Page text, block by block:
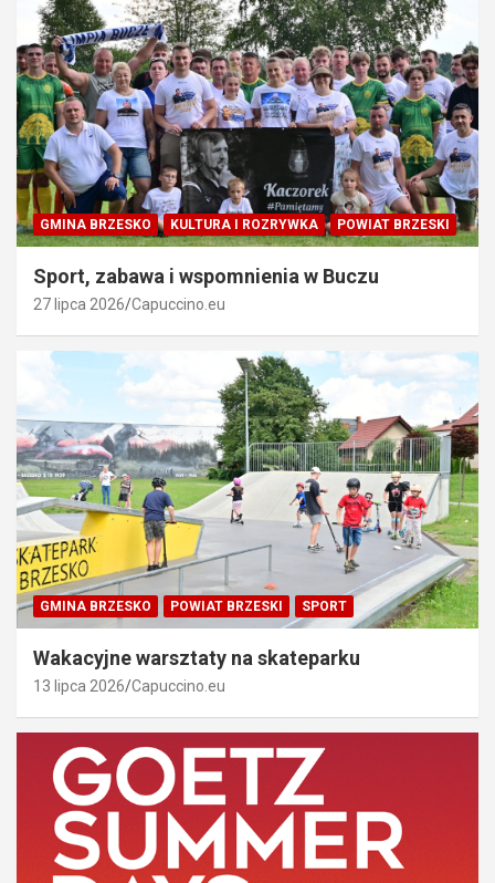
GMINA BRZESKO KULTURA I ROZRYWKA POWIAT BRZESKI
Sport, zabawa i wspomnienia w Buczu
27 lipca 2026 Capuccino.eu
GMINA BRZESKO POWIAT BRZESKI SPORT
Wakacyjne warsztaty na skateparku
13 lipca 2026 Capuccino.eu